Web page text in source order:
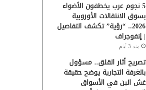
5 نجوم عرب يخطفون الأضواء
بسوق الانتقالات الأوروبية
2026.. “رؤية” تكشف التفاصيل
| إنفوجراف
منذ 3 أيام
تصريح أثار القلق.. مسؤول
بالغرفة التجارية يوضح حقيقة
غش البن في الأسواق